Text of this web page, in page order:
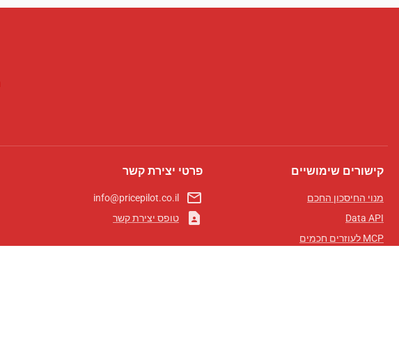
קישורים שימושיים
מנוי החיסכון החכם
Data API
MCP לעוזרים חכמים
פרטי יצירת קשר
mail_outline
info@pricepilot.co.il
contact_page טופס יצירת קשר